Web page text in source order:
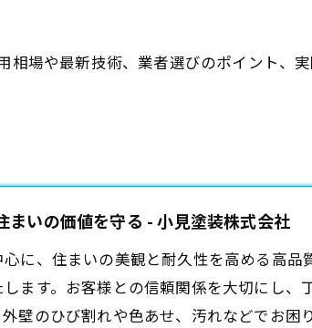
相場や最新技術、業者選びのポイント、
まいの価値を守る - 小見塗装株式会社
心に、住まいの美観と耐久性を高める高
ます。お客様との信頼関係を大切にし
壁のひび割れや色あせ、汚れなどでお困